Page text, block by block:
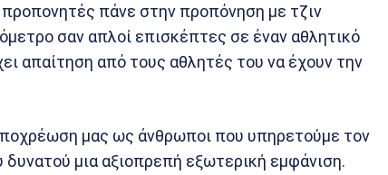
πάνε στην προπόνηση με τζιν
σαν απλοί επισκέπτες σε έναν αθλητικό
απαίτηση από τους αθλητές του να έχουν την
μας ως άνθρωποι που υπηρετούμε τον
μια αξιοπρεπή εξωτερική εμφάνιση.